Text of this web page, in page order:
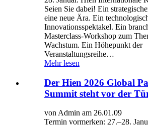
Seien Sie dabei! Ein
eine neue Ära. Ein
Innovationsspektakel. Ein
Masterclass-Workshop zum
Wachstum. Ein Höhepunkt der
Veranstaltungsreihe…
Mehr lesen
Der Hien 2026 Global
Summit steht vor der
von Admin am 26.01.09
Termin vormerken: 27.–28.